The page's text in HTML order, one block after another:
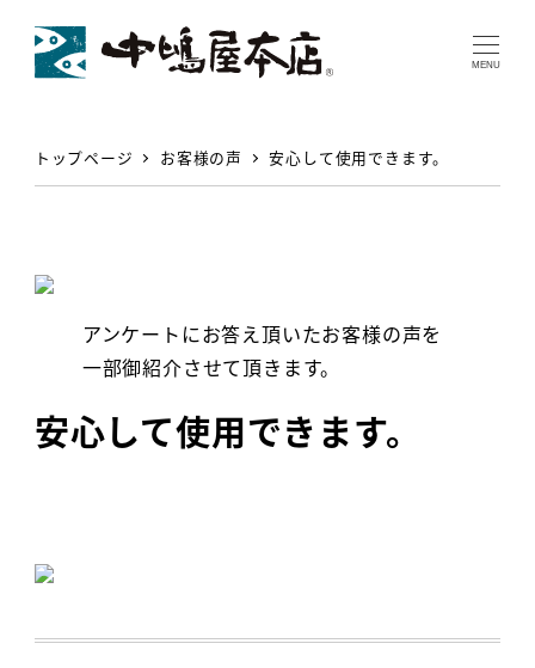
MENU
トップページ お客様の声 安心して使用できます。
アンケートにお答え頂いたお客様の声を
一部御紹介させて頂きます。
安心して使用できます。